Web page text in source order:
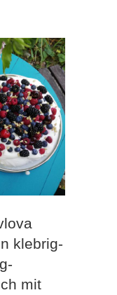
klebrig-
mit